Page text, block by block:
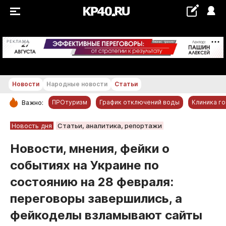
РЕКЛАМА +27...+28 °С
РУБРИКИ
Новости компаний
Статьи
Народные новости
Авто и транспорт
Благоустройство
Новости Народные новости Статьи
Важно: ПРОтуризм График отключений воды Клиника
Новость дня Статьи, аналитика, репортажи
Новости, мнения, фейки о
событиях на Украине по
состоянию на 28 февраля:
переговоры завершились, а
фейкоделы взламывают сайты